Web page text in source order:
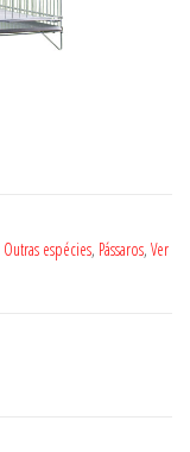
Outras espécies, Pássaros, Ver